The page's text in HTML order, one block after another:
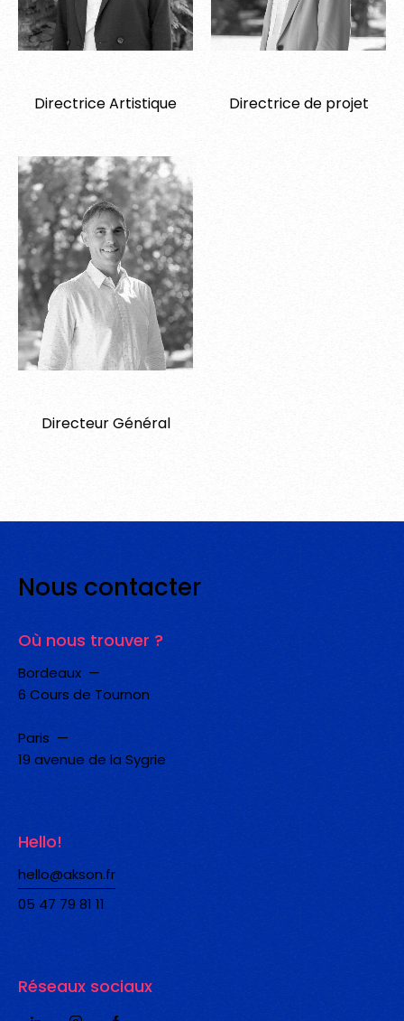
Directrice Artistique Directrice de projet
Directeur Général
Nous contacter
Où nous trouver ?
Bordeaux —
6 Cours de Tournon
Paris —
19 avenue de la Sygrie
Hello!
hello@akson.fr
05 47 79 81 11
Réseaux sociaux